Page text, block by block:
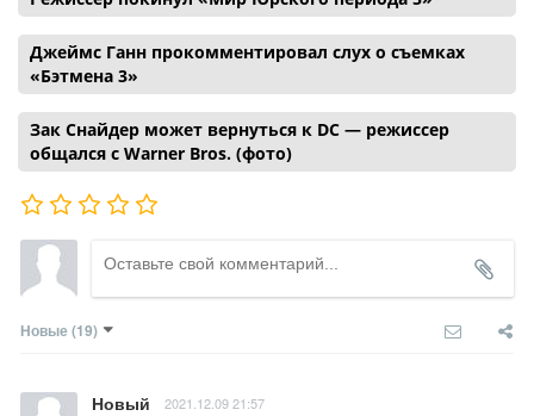
Джеймс Ганн прокомментировал слух о съемках
«Бэтмена 3»
Зак Снайдер может вернуться к DC — режиссер
общался с Warner Bros. (фото)
Новые (19)
Новый 2021.12.09 21:57